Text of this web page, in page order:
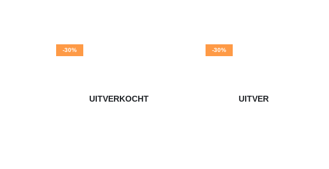
-30%
UITVERKOCHT
-30%
UITVERKOCHT